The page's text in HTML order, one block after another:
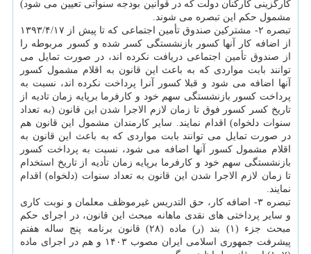
کارگزینی کارکنان دولت که در قوانین بودجه سنواتی تعیین می شود)
مشمول حکم این تبصره می شوند.
تبصره ۲- مشترکین صندوق تأمین اجتماعی که تا پیش از ۱۳۹۳/۴/۱۷
از اضافه کار آنها کسور بازنشستگی کسر شده و کسور مربوطه را
از صندوق تأمین اجتماعی دریافت نکرده اند، در صورت تمایل می
توانند بابت مواردی که به باعث این قانون به اقلام مشمول کسور
آنها اضافه می شود و قبلا کسور آنرا پرداخت نکرده اند، نسبت به
پرداخت کسور بازنشستگی سهم خود و کارفرما برپایه زمان تادیه از
تاریخ کسر کسور فوق تا زمان لازم الاجرا شدن این قانون (به تعداد
سنوات دلخواه) اقدام نمایند. سایر کارمندان مشمول این قانون هم
در صورت تمایل می توانند بابت مواردی که به باعث این قانون به
اقلام مشمول کسور آنها اضافه می شود، نسبت به پرداخت کسور
بازنشستگی سهم خود و کارفرما برپایه زمان تأدیه از تاریخ استخدام
تا زمان لازم الاجرا شدن این قانون به تعداد سنوات (دلخواه) اقدام
نمایند.
تبصره ۳- اضافه کار، حق التدریس غیرموظف معلمان و نوبت کاری
و سایر پرداختی های نقدی ماهانه مبحث این قانون، در اجرای حکم
مبحث جزء (۱) بند (ر) ماده (۲۸) قانون برنامه پنج ساله هفتم
پیشرفت جمهوری اسلامی ایران مصوب ۱۴۰۳ و هم در اجرای ماده